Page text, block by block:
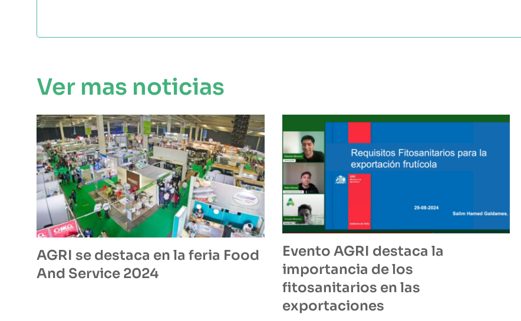
Ver mas noticias
AGRI se destaca en la feria Food
And Service 2024
Evento AGRI destaca la
importancia de los
fitosanitarios en las
exportaciones